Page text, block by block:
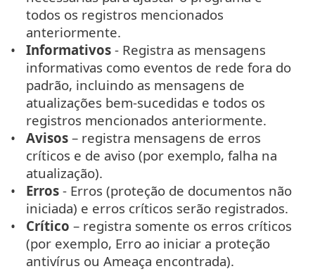
todos os registros mencionados
anteriormente.
Informativos - Registra as mensagens
informativas como eventos de rede fora do
padrão, incluindo as mensagens de
atualizações bem-sucedidas e todos os
registros mencionados anteriormente.
Avisos – registra mensagens de erros
críticos e de aviso (por exemplo, falha na
atualização).
Erros - Erros (proteção de documentos não
iniciada) e erros críticos serão registrados.
Crítico – registra somente os erros críticos
(por exemplo, Erro ao iniciar a proteção
antivírus ou Ameaça encontrada).